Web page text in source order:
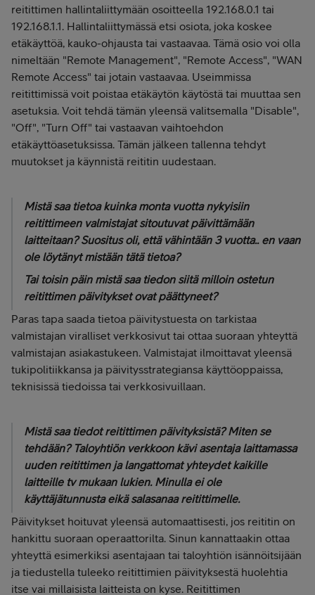
reitittimen hallintaliittymään osoitteella 192.168.0.1 tai
192.168.1.1. Hallintaliittymässä etsi osiota, joka koskee
etäkäyttöä, kauko-ohjausta tai vastaavaa. Tämä osio voi olla
nimeltään "Remote Management", "Remote Access", "WAN
Remote Access" tai jotain vastaavaa. Useimmissa
reitittimissä voit poistaa etäkäytön käytöstä tai muuttaa sen
asetuksia. Voit tehdä tämän yleensä valitsemalla "Disable",
"Off", "Turn Off" tai vastaavan vaihtoehdon
etäkäyttöasetuksissa. Tämän jälkeen tallenna tehdyt
muutokset ja käynnistä reititin uudestaan.
Mistä saa tietoa kuinka monta vuotta nykyisiin
reitittimeen valmistajat sitoutuvat päivittämään
laitteitaan? Suositus oli, että vähintään 3 vuotta.. en vaan
ole löytänyt mistään tätä tietoa?
Tai toisin päin mistä saa tiedon siitä milloin ostetun
reitittimen päivitykset ovat päättyneet?
Paras tapa saada tietoa päivitystuesta on tarkistaa
valmistajan viralliset verkkosivut tai ottaa suoraan yhteyttä
valmistajan asiakastukeen. Valmistajat ilmoittavat yleensä
tukipolitiikkansa ja päivitysstrategiansa käyttöoppaissa,
teknisissä tiedoissa tai verkkosivuillaan.
Mistä saa tiedot reitittimen päivityksistä? Miten se
tehdään? Taloyhtiön verkkoon kävi asentaja laittamassa
uuden reitittimen ja langattomat yhteydet kaikille
laitteille tv mukaan lukien. Minulla ei ole
käyttäjätunnusta eikä salasanaa reitittimelle.
Päivitykset hoituvat yleensä automaattisesti, jos reititin on
hankittu suoraan operaattorilta. Sinun kannattaakin ottaa
yhteyttä esimerkiksi asentajaan tai taloyhtiön isännöitsijään
ja tiedustella tuleeko reitittimien päivityksestä huolehtia
itse vai millaisista laitteista on kyse. Reitittimen